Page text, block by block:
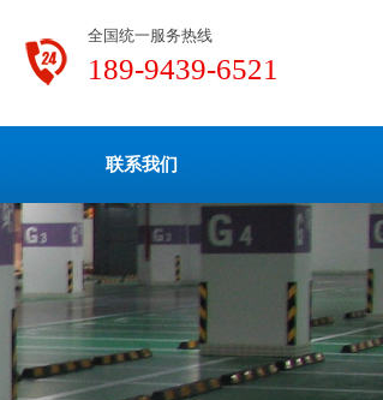
全国统一服务热线
189-9439-6521
联系我们